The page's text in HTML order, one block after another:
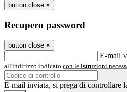
button close ×
Recupero password
button close ×
E-mail
all'indirizzo indicato con le istruzioni
E-mail inviata, si prega di controllare